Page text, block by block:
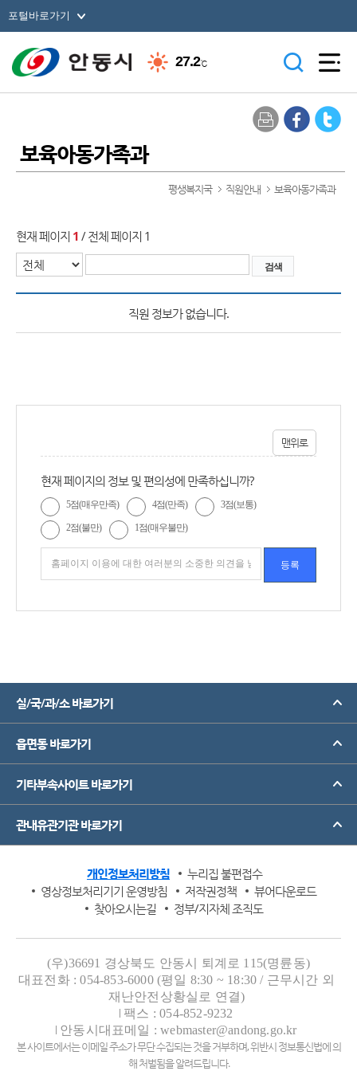
포털바로가기
27.2℃
보육아동가족과
평생복지국 직원안내 보육아동가족과
현재 페이지 1 / 전체 페이지 1
직원 정보가 없습니다.
맨위로
현재 페이지의 정보 및 편의성에 만족하십니까?
5점(매우만족) 4점(만족) 3점(보통)
2점(불만) 1점(매우불만)
실/국/과/소 바로가기
읍면동 바로가기
기타부속사이트 바로가기
관내유관기관 바로가기
개인정보처리방침
누리집 불편접수
영상정보처리기기 운영방침
저작권정책
뷰어다운로드
찾아오시는길
정부/지자체 조직도
(우)36691 경상북도 안동시 퇴계로 115(명륜동)
대표전화 : 054-853-6000 (평일 8:30 ~ 18:30 / 근무시간 외
재난안전상황실로 연결)
팩스 : 054-852-9232
안동시대표메일 : webmaster@andong.go.kr
본 사이트에서는 이메일 주소가 무단 수집되는 것을 거부하며, 위반시 정보통신법에 의
해 처벌됨을 알려드립니다.